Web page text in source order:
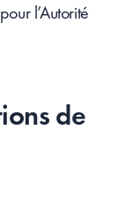
l’Autorité
de